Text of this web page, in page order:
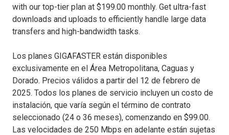
with our top-tier plan at $199.00 monthly. Get ultra-fast
downloads and uploads to efficiently handle large data
transfers and high-bandwidth tasks.
Los planes GIGAFASTER están disponibles
exclusivamente en el Área Metropolitana, Caguas y
Dorado. Precios válidos a partir del 12 de febrero de
2025. Todos los planes de servicio incluyen un costo de
instalación, que varía según el término de contrato
seleccionado (24 o 36 meses), comenzando en $99.00.
Las velocidades de 250 Mbps en adelante están sujetas